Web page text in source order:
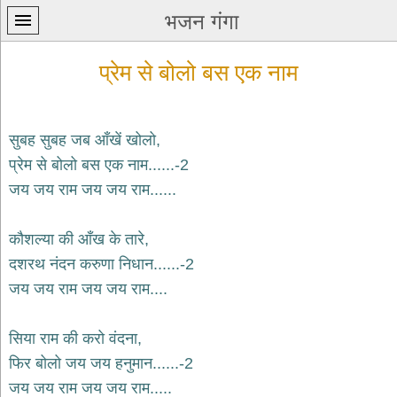
भजन गंगा
प्रथम
पन्ना
कृष्ण
भजन
krishna
bhajans
भजन
bhajans
हनुमान
प्रेम से बोलो बस एक नाम
सुबह सुबह जब आँखें खोलो,
प्रेम से बोलो बस एक नाम......-2
जय जय राम जय जय राम......
कौशल्या की आँख के तारे,
दशरथ नंदन करुणा निधान......-2
जय जय राम जय जय राम....
सिया राम की करो वंदना,
फिर बोलो जय जय हनुमान......-2
जय जय राम जय जय राम.....